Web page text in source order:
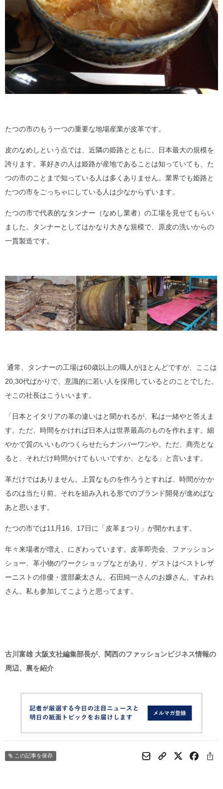
たつの市のもう一つの重要な地場産業が皮革です。
皮のなめしという点では、近隣の姫路とともに、日本最大の規模を
誇ります。革好きの人は姫路が産地であることは知っていても、た
つの市のことまで知っている人は多くありません。業界でも姫路と
たつの市をごっちゃにしている人は少なからずいます。
たつの市で代表的なタンナー（なめし業者）の工場を見せてもらい
ました。タンナーとしてはかなり大きな規模で、原皮の洗いからの
一貫製造です。
通常、タンナーの工場は60歳以上の職人がほとんどですが、ここは
20,30代ばかりで、意識的に若い人を採用しているとのことでした。
そこの社長はこういいます。
「日本とイタリアの革の違いはと聞かれるが、私は一緒やと答えま
す。ただ、時間をかければ日本人は世界最高のものを作れます。細
やかで質のいいものつくらせたらナンバーワンや。ただ、商売とな
ると、それだけ時間かけてもいいですか、となる」と言います。
革だけではありません。上質なものを作ろうとすれば、時間がかか
るのは当たり前。それを組み入れる形でのブランド開発が進めばな
あと思います。
たつの市では11月16、17日に「皮革まつり」が開かれます。
年々来場者が増え、にぎわっています。皮革即売会、ファッション
ショー、革小物のワークショップなとがあり、ゲストはベストレザ
ーニストの俳優・渡部豪太さん、石田純一さんのお嬢さん、すみれ
さん。私も参加してこようと思ってます。
古川富雄 大阪支社編集部長が、関西のファッションビジネス情報の
周辺、裏を紹介
この記事を保存